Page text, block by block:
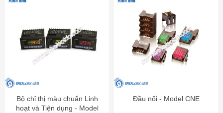
Bộ chỉ thị màu chuẩn Linh
hoạt và Tiện dụng - Model
Đầu nối - Model CNE